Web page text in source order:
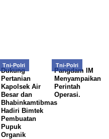
Tni-Polri
Dukung
Pertanian
Kapolsek Air
Besar dan
Bhabinkamtibmas
Hadiri Bimtek
Pembuatan
Pupuk
Organik
Tni-Polri
Pangdam IM
Menyampaikan
Perintah
Operasi.